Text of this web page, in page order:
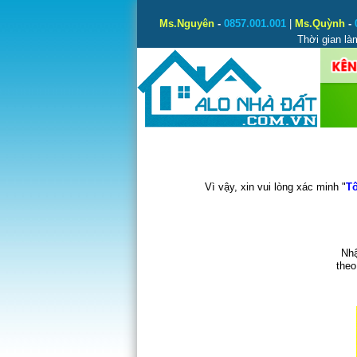
Ms.Nguyên- 0857.001.001| Ms.Quỳnh-
Thời gian
Vì vậy, xin vui lòng xác minh "